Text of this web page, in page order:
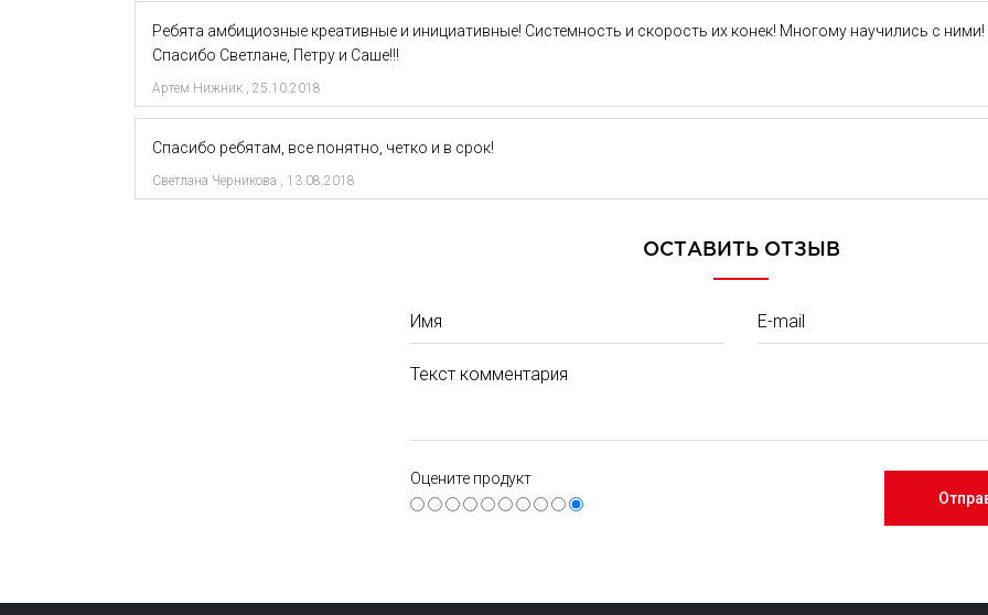
Артем Нижник , 25.10.2018
Ребята амбициозные креативные и инициативные! Системность и скорость их конек! Многому научились с ними!
Спасибо Светлане, Петру и Саше!!!
Светлана Черникова , 13.08.2018
Спасибо ребятам, все понятно, четко и в срок!
ОСТАВИТЬ ОТЗЫВ
Имя E-mail
Текст комментария
Оцените продукт